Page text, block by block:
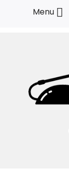
Menu 